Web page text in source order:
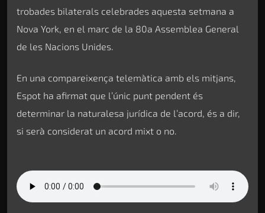
trobades bilaterals celebrades aquesta setmana a
Nova York, en el marc de la 80a Assemblea General
de les Nacions Unides.
En una compareixença telemàtica amb els mitjans,
Espot ha afirmat que l’únic punt pendent és
determinar la naturalesa jurídica de l’acord, és a dir,
si serà considerat un acord mixt o no.